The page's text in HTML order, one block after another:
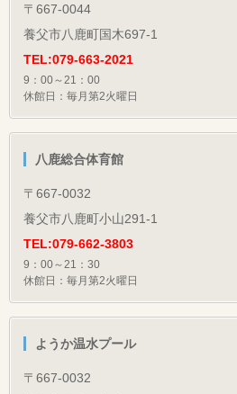
〒667-0044
養父市八鹿町国木697-1
TEL:079-663-2021
9：00～21：00
休館日：毎月第2火曜日
八鹿総合体育館
〒667-0032
養父市八鹿町小山291-1
TEL:079-662-3803
9：00～21：30
休館日：毎月第2火曜日
ようか温水プール
〒667-0032